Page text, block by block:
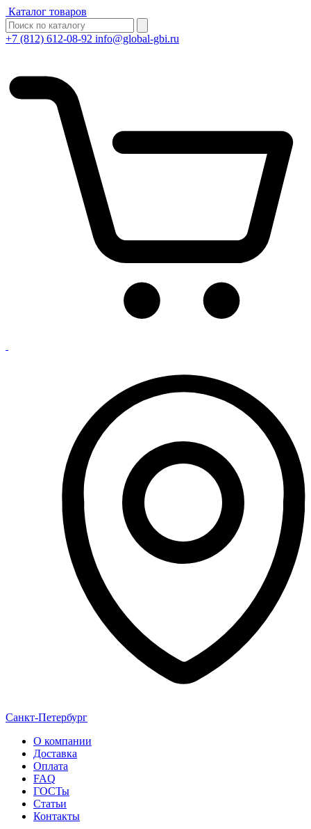
Каталог товаров
+7 (812) 612-08-92 info@global-gbi.ru
Санкт-Петербург
О компании
Доставка
Оплата
FAQ
ГОСТы
Статьи
Контакты